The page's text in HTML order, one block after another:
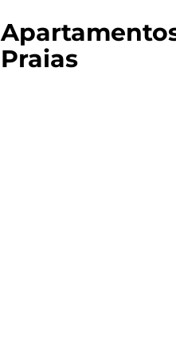
Praias